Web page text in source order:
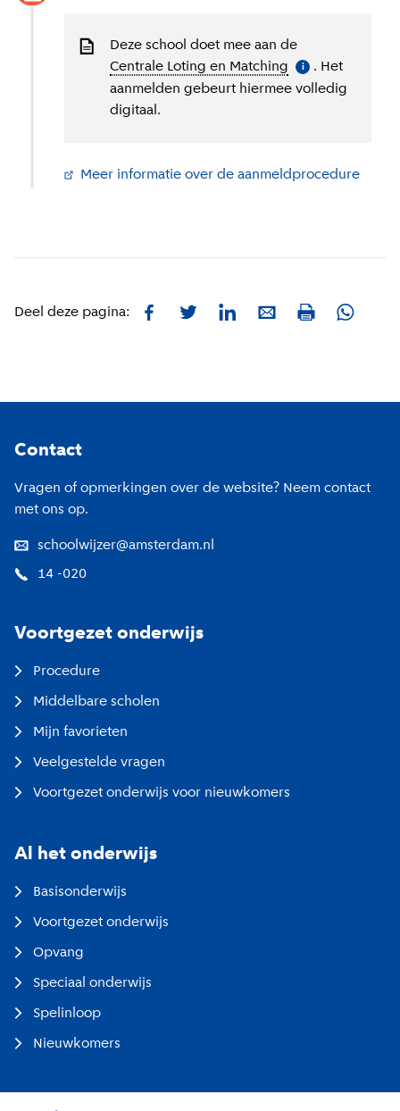
Deze school doet mee aan de
Centrale Loting en Matching Meer informatie
i
. Het
aanmelden gebeurt hiermee volledig
digitaal.
Meer informatie over de aanmeldprocedure
Deel deze pagina: FacebookTwitterLinkedInE-mailPrint
Contact
Vragen of opmerkingen over de website? Neem contact
met ons op.
schoolwijzer@amsterdam.nl
14 -020
Voortgezet onderwijs
Procedure
Middelbare scholen
Mijn favorieten
Veelgestelde vragen
Voortgezet onderwijs voor nieuwkomers
Al het onderwijs
Basisonderwijs
Voortgezet onderwijs
Opvang
Speciaal onderwijs
Spelinloop
Nieuwkomers